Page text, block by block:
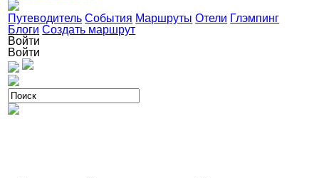
Путеводитель События Маршруты Отели Глэмпинг
Блоги Создать маршрут
Войти
Войти